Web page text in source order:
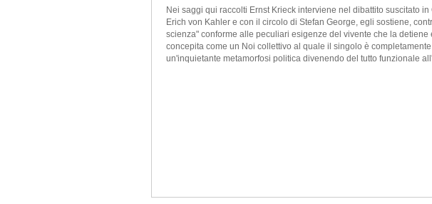
Nei saggi qui raccolti Ernst Krieck interviene nel dibattito suscitato
Erich von Kahler e con il circolo di Stefan George, egli sostiene,
scienza" conforme alle peculiari esigenze del vivente che la
concepita come un Noi collettivo al quale il singolo è
un'inquietante metamorfosi politica divenendo del tutto funzionale